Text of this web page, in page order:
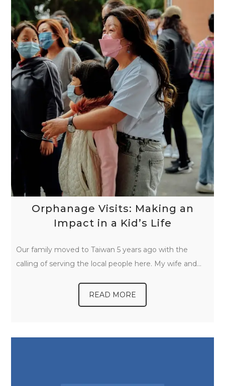
Orphanage Visits: Making an
Impact in a Kid’s Life
Our family moved to Taiwan 5 years ago with the
calling of serving the local people here. My wife and…
READ MORE